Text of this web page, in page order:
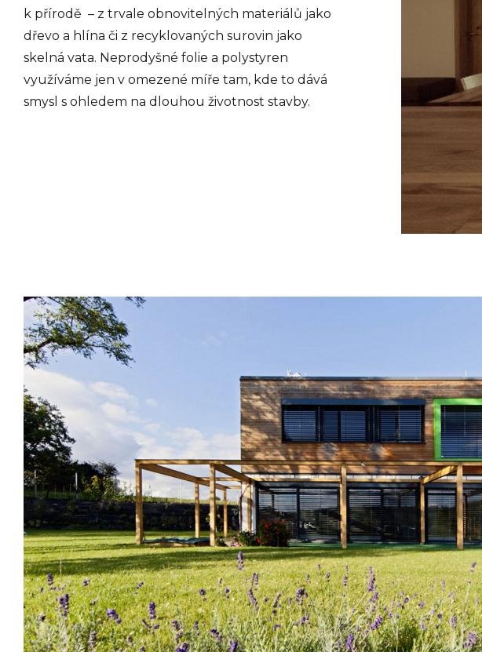
k přírodě – z trvale obnovitelných materiálů jako
dřevo a hlína či z recyklovaných surovin jako
skelná vata. Neprodyšné folie a polystyren
využíváme jen v omezené míře tam, kde to dává
smysl s ohledem na dlouhou životnost stavby.